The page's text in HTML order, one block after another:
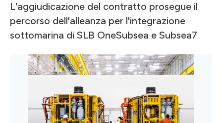
L'aggiudicazione del contratto prosegue il
percorso dell'alleanza per l'integrazione
sottomarina di SLB OneSubsea e Subsea7